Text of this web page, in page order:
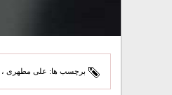
برچسب ها: علی مطهری ،